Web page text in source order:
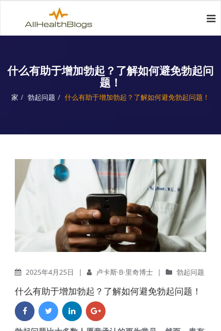
什么有助于增加勃起？了解如何避免勃起问
题！
家 勃起问题 什么有助于增加勃起？了解如何避免勃起问题！
2025年4月25日 | 卢卡斯·B·里奇博士 | 勃起问题
什么有助于增加勃起？了解如何避免勃起问题！